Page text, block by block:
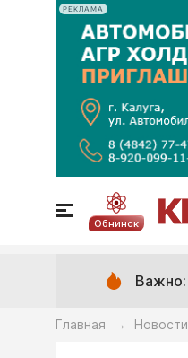
РЕКЛАМА
Обнинск
Важно:
Главная → Новости